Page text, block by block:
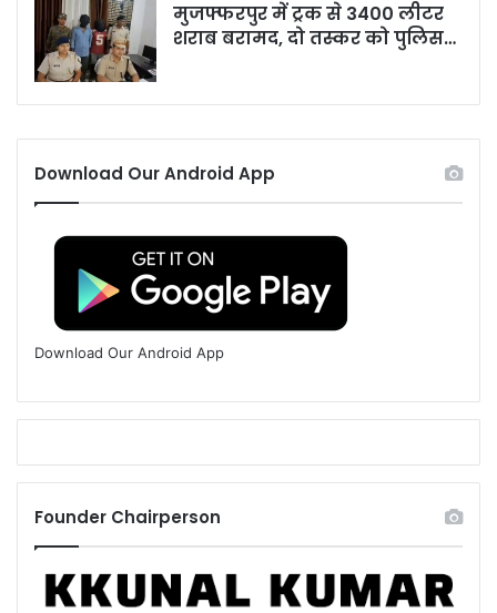
मुजफ्फरपुर में ट्रक से 3400 लीटर
शराब बरामद, दो तस्कर को पुलिस…
Download Our Android App
Download Our Android App
Founder Chairperson